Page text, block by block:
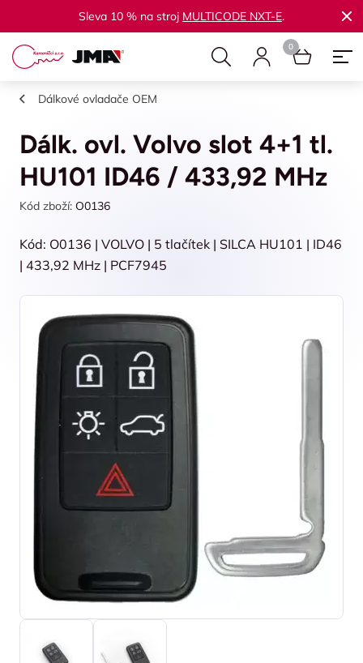
Sleva 10 % na stroj MULTICODE NXT-E.
Dálkové ovladače OEM
Dálk. ovl. Volvo slot 4+1 tl.
HU101 ID46 / 433,92 MHz
Kód zboží: O0136
Kód: O0136 | VOLVO | 5 tlačítek | SILCA HU101 | ID46
| 433,92 MHz | PCF7945